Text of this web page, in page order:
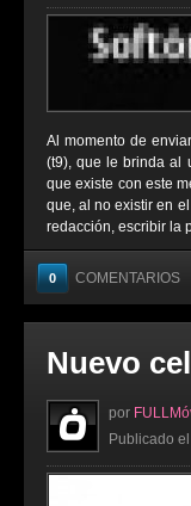
Al momento de
(t9), que le brinda al
que existe con este
que, al no existir en
redacción, escribir la
0 COMENTARIOS
Nuevo
por
Publicado